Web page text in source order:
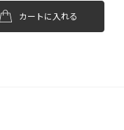
カートに入れる